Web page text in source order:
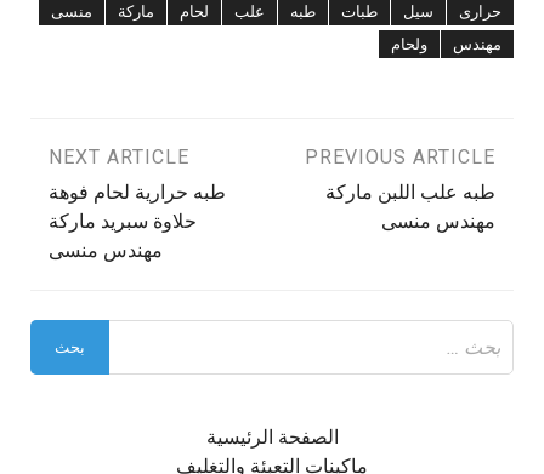
حرارى
سيل طبات طبه علب لحام ماركة
منسى
مهندس
ولحام
تصفّح
المقالات
PREVIOUS ARTICLE
طبه علب اللبن ماركة
مهندس منسى
NEXT ARTICLE
طبه حرارية لحام فوهة
حلاوة سبريد ماركة
مهندس منسى
عن:
الصفحة الرئيسية
ماكينات التعبئة والتغليف